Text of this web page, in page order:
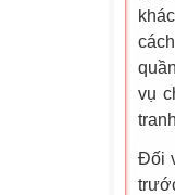
vụ
Đối